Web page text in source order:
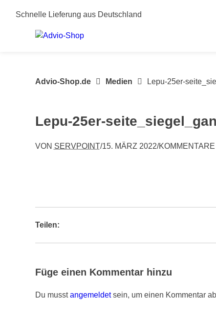
Schnelle Lieferung aus Deutschland
Advio-Shop.de Medien Lepu-25er-
Lepu-25er-
VON SERVPOINT/15. MÄRZ 2022/
Teilen:
Füge einen Kommentar hinzu
Du musstangemeldetsein, um einen Kommentar